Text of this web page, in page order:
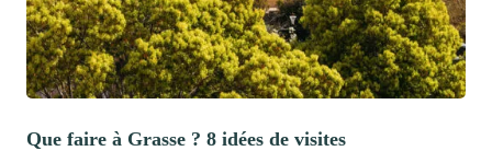
Que faire à Grasse ? 8 idées de visites